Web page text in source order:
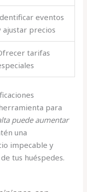
eventos
ajustar precios
tarifas
para
puede aumentar
una
impecable y
tus huéspedes.